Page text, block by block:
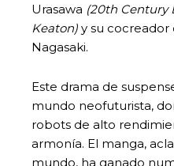
Urasawa (20th Century
Keaton) y su cocreador
Nagasaki.
Este drama de
mundo neofuturista,
robots de alto
armonía. El manga,
mundo, ha ganado